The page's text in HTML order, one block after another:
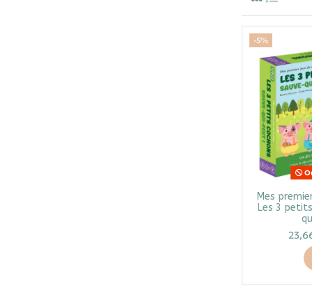
-5%
Mes
Les 3